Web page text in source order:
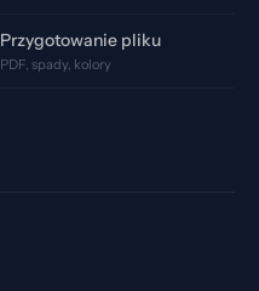
Przygotowanie pliku
PDF, spady, kolory